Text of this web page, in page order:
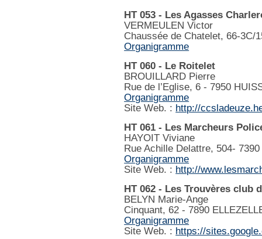
HT 053 - Les Agasses
VERMEULEN Victor
Chaussée de Chatelet, 66-3C/
Organigramme
HT 060 - Le Roitelet
BROUILLARD Pierre
Rue de l’Eglise, 6 - 7950
Organigramme
Site Web. : http://
HT 061 - Les Marcheurs
HAYOIT Viviane
Rue Achille Delattre, 504-
Organigramme
Site Web. : http://
HT 062 - Les Trouvères club
BELYN Marie-Ange
Cinquant, 62 - 7890
Organigramme
Site Web. : https://